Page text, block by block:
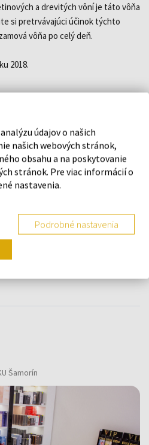
a drevitých vôní je táto vôňa
si pretrvávajúci účinok týchto
vôňa po celý deň.
2018.
vás
Šamorín
údajov o našich
našich webových stránok,
obsahu a na poskytovanie
stránok. Pre viac informácií o
nastavenia.
Podrobné nastavenia